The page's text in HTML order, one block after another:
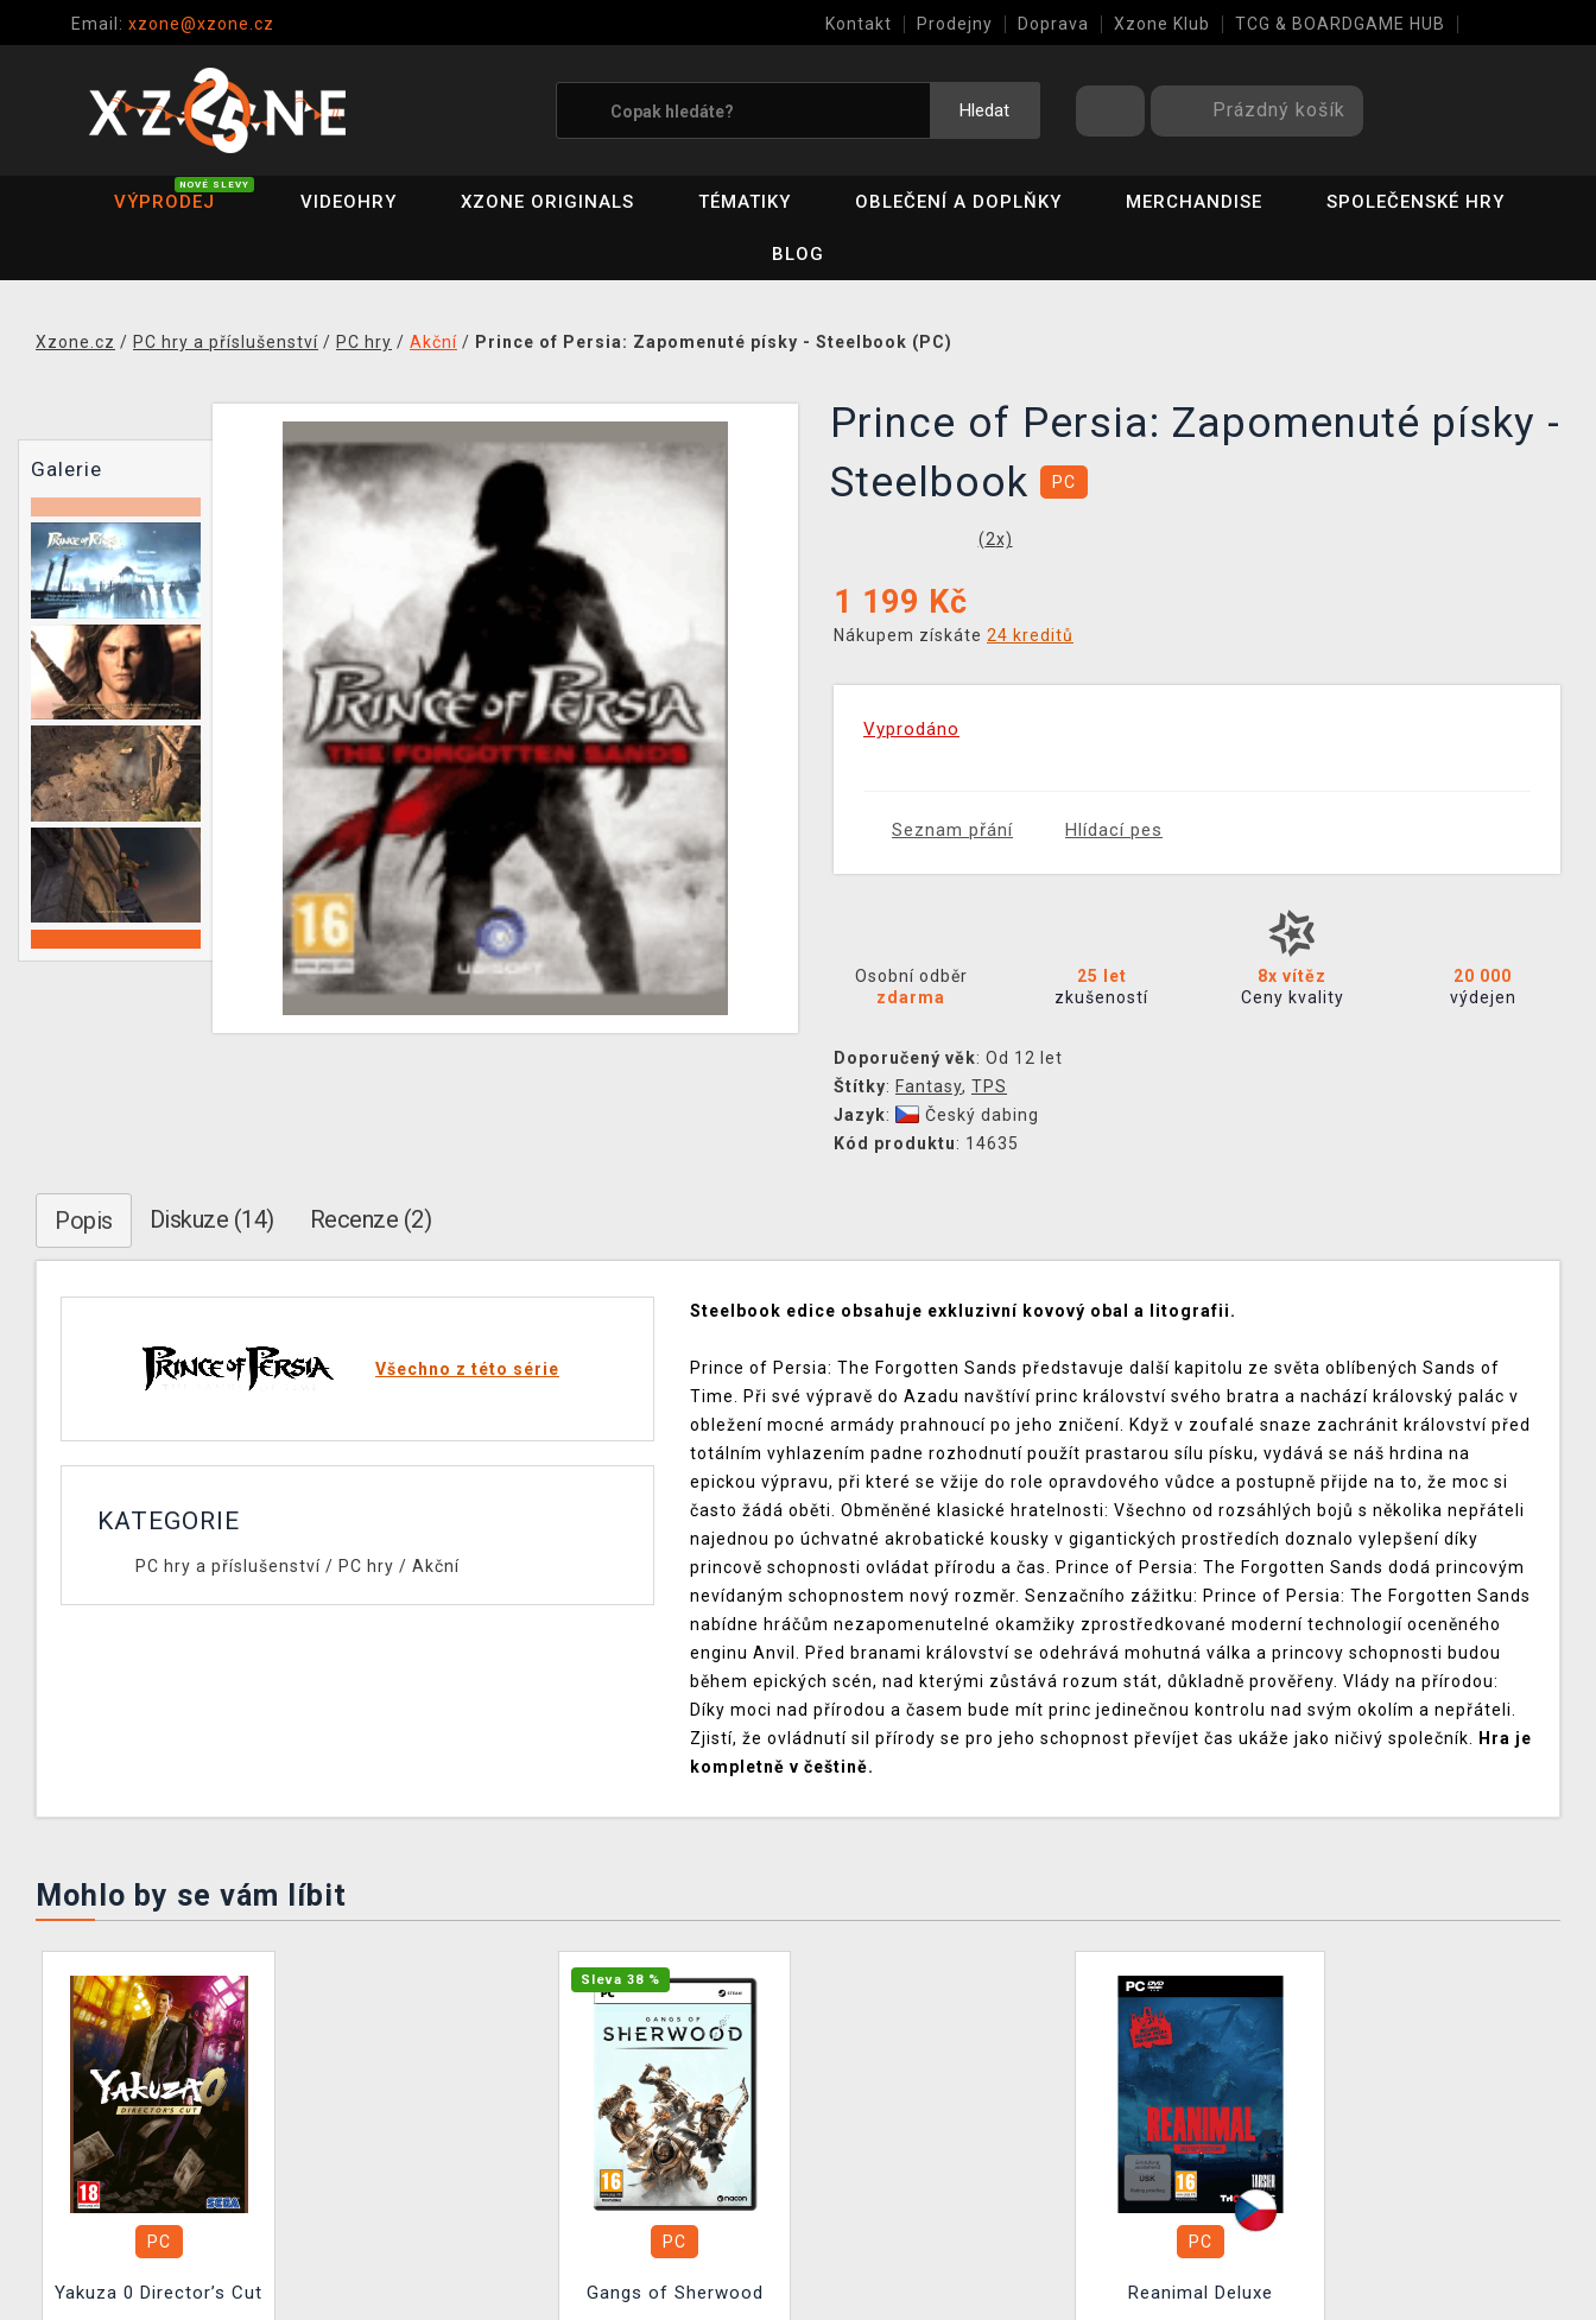
Email: xzone@xzone.cz Kontakt Prodejny Doprava Xzone Klub TCG & BOARDGAME HUB
Hledat Prázdný košík
VÝPRODEJ
NOVÉ SLEVY
VIDEOHRY XZONE ORIGINALS TÉMATIKY OBLEČENÍ A DOPLŇKY MERCHANDISE SPOLEČENSKÉ HRY
BLOG
Xzone.cz / PC hry a příslušenství / PC hry / Akční / Prince of Persia: Zapomenuté písky - Steelbook (PC)
Galerie
Prince of Persia: Zapomenuté písky -
Steelbook
PC
(2x)
1 199 Kč
Nákupem získáte 24 kreditů
Vyprodáno
Seznam přání Hlídací pes
Osobní odběr
zdarma
25 let
zkušeností
8x vítěz
Ceny kvality
20 000
výdejen
Doporučený věk: Od 12 let
Štítky: Fantasy, TPS
Jazyk:
Český dabing
Kód produktu: 14635
Popis Diskuze (14) Recenze (2)
Všechno z této série
KATEGORIE
PC hry a příslušenství/ PC hry / Akční
Steelbook edice obsahuje exkluzivní kovový obal a litografii.
Prince of Persia: The Forgotten Sands představuje další kapitolu ze světa oblíbených Sands of
Time. Při své výpravě do Azadu navštíví princ království svého bratra a nachází královský palác v
obležení mocné armády prahnoucí po jeho zničení. Když v zoufalé snaze zachránit království před
totálním vyhlazením padne rozhodnutí použít prastarou sílu písku, vydává se náš hrdina na
epickou výpravu, při které se vžije do role opravdového vůdce a postupně přijde na to, že moc si
často žádá oběti. Obměněné klasické hratelnosti: Všechno od rozsáhlých bojů s několika nepřáteli
najednou po úchvatné akrobatické kousky v gigantických prostředích doznalo vylepšení díky
princově schopnosti ovládat přírodu a čas. Prince of Persia: The Forgotten Sands dodá princovým
nevídaným schopnostem nový rozměr. Senzačního zážitku: Prince of Persia: The Forgotten Sands
nabídne hráčům nezapomenutelné okamžiky zprostředkované moderní technologií oceněného
enginu Anvil. Před branami království se odehrává mohutná válka a princovy schopnosti budou
během epických scén, nad kterými zůstává rozum stát, důkladně prověřeny. Vlády na přírodou:
Díky moci nad přírodou a časem bude mít princ jedinečnou kontrolu nad svým okolím a nepřáteli.
Zjistí, že ovládnutí sil přírody se pro jeho schopnost převíjet čas ukáže jako ničivý společník.
Hra je
kompletně v češtině.
Mohlo by se vám líbit
PC
Yakuza 0 Director’s Cut
Sleva 38 %
PC
Gangs of Sherwood
PC
Reanimal Deluxe